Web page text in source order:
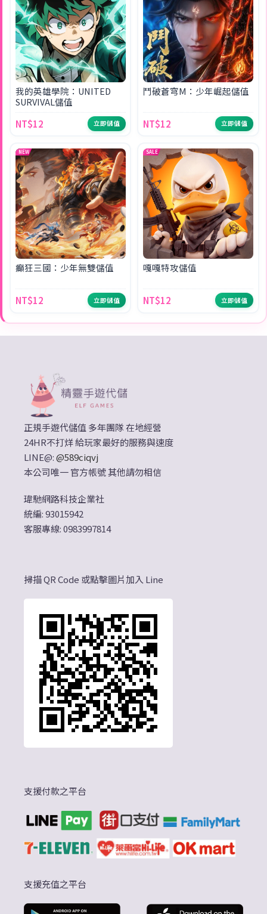
我的英雄學院：UNITED
SURVIVAL儲值
NT$12
立即儲值
鬥破蒼穹M：少年崛起儲值
NT$12 立即儲值
NEW
癲狂三國：少年無雙儲值
NT$12 立即儲值
SALE
嘎嘎特攻儲值
NT$12 立即儲值
正規手遊代儲值 多年團隊 在地經營
24HR不打烊 給玩家最好的服務與速度
LINE@:@589ciqvj
本公司唯一 官方帳號 其他請勿相信
瑋馳網路科技企業社
統編: 93015942
客服專線: 0983997814
掃描 QR Code 或點擊圖片加入 Line
支援付款之平台
支援充值之平台